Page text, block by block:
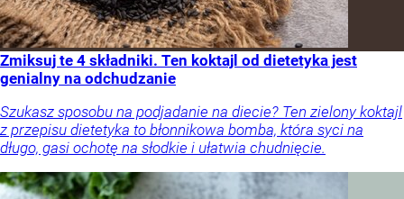
Zmiksuj te 4 składniki. Ten koktajl od dietetyka jest
genialny na odchudzanie
Szukasz sposobu na podjadanie na diecie? Ten zielony koktajl
z przepisu dietetyka to błonnikowa bomba, która syci na
długo, gasi ochotę na słodkie i ułatwia chudnięcie.